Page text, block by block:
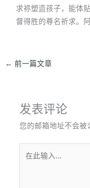
求祢塑造孩子，能体
督得胜的尊名祈求。阿
← 前一篇文章
发表评论
您的邮箱地址不会被